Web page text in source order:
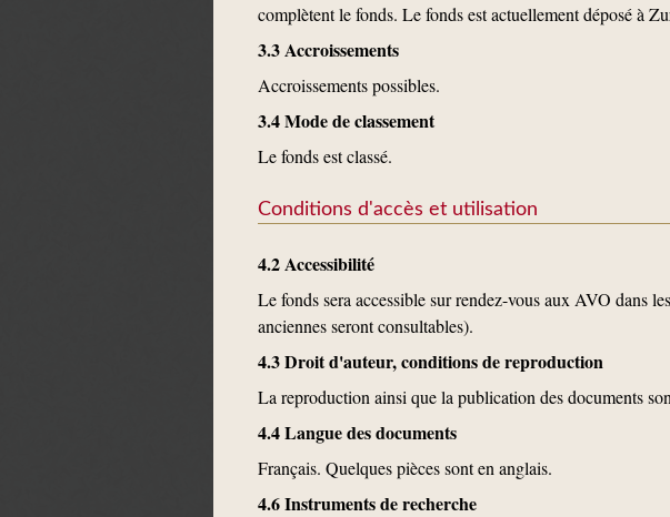
complètent le fonds. Le fonds est actuellement déposé à
3.3 Accroissements
Accroissements possibles.
3.4 Mode de classement
Le fonds est classé.
Conditions d'accès et utilisation
4.2 Accessibilité
Le fonds sera accessible sur rendez-vous aux AVO dans
anciennes seront consultables).
4.3 Droit d'auteur, conditions de reproduction
La reproduction ainsi que la publication des documents
4.4 Langue des documents
Français. Quelques pièces sont en anglais.
4.6 Instruments de recherche